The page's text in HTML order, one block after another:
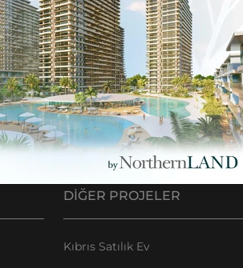
DIĞER PROJELER
Kıbrıs Satılık Ev